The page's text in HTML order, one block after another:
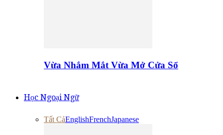
Vừa Nhắm Mắt Vừa Mở Cửa Sổ
Học Ngoại Ngữ
Tất CảEnglishFrenchJapanese